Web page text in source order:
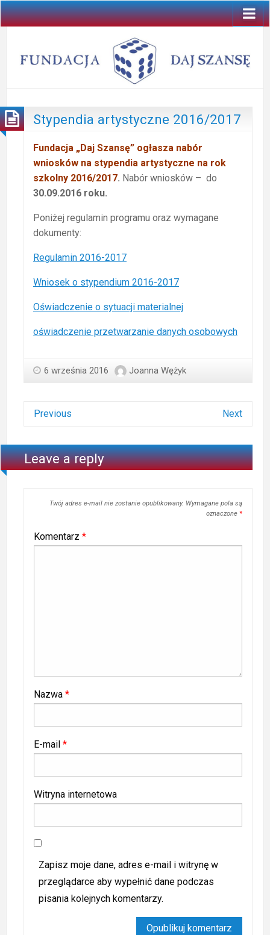
Stypendia artystyczne 2016/2017
Fundacja „Daj Szansę” ogłasza nabór
wniosków na stypendia artystyczne na rok
szkolny 2016/2017. Nabór wniosków – do
30.09.2016 roku.
Poniżej regulamin programu oraz wymagane
dokumenty:
Regulamin 2016-2017
Wniosek o stypendium 2016-2017
Oświadczenie o sytuacji materialnej
oświadczenie przetwarzanie danych osobowych
6 września 2016 Joanna Wężyk
Previous Next
Leave a reply
Twój adres e-mail nie zostanie opublikowany. Wymagane pola są
oznaczone *
Komentarz *
Nazwa *
E-mail *
Witryna internetowa
Zapisz moje dane, adres e-mail i witrynę w
przeglądarce aby wypełnić dane podczas
pisania kolejnych komentarzy.